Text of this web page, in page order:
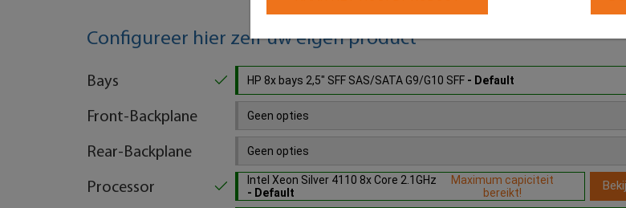
Configureer hier zelf uw eigen product
Bays HP 8x bays 2,5" SFF SAS/SATA G9/G10 SFF - Default
Front-Backplane Geen opties
Rear-Backplane Geen opties
Processor
Intel Xeon Silver 4110 8x Core 2.1GHz
- Default
Maximum capiciteit
bereikt!